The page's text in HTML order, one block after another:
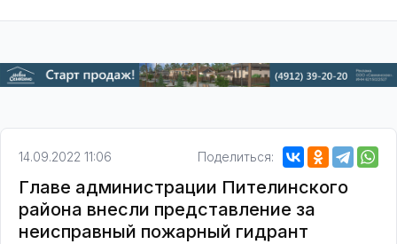
14.09.2022 11:06 Поделиться:
Главе администрации Пителинского
района внесли представление за
неисправный пожарный гидрант